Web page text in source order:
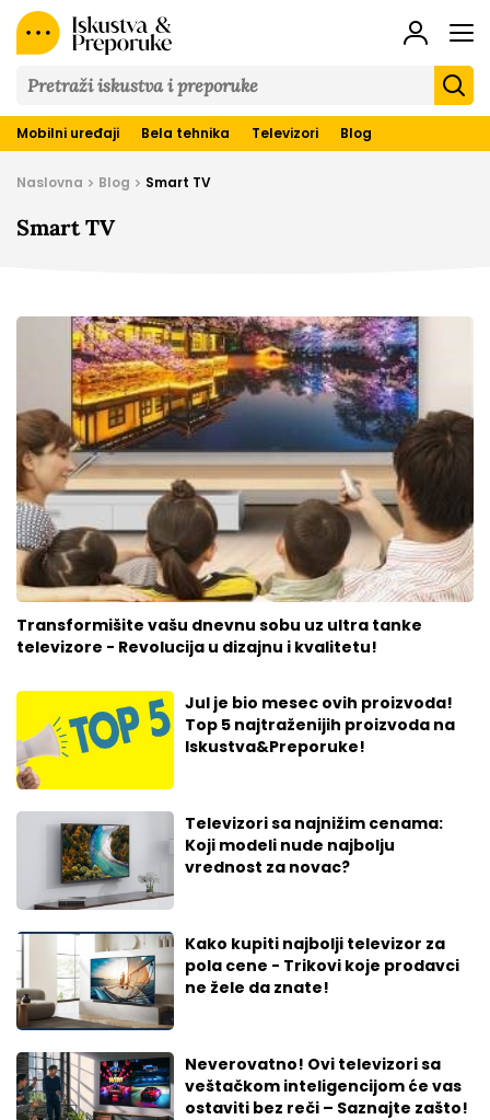
&
Preporuke
Mobilni uređaji Bela tehnika Televizori Blog
Naslovna Blog Smart TV
Smart TV
Transformišite vašu dnevnu sobu uz ultra tanke
televizore - Revolucija u dizajnu i kvalitetu!
Jul je bio mesec ovih proizvoda!
Top 5 najtraženijih proizvoda na
Iskustva&Preporuke!
Televizori sa najnižim cenama:
Koji modeli nude najbolju
vrednost za novac?
Kako kupiti najbolji televizor za
pola cene - Trikovi koje prodavci
ne žele da znate!
Neverovatno! Ovi televizori sa
veštačkom inteligencijom će vas
ostaviti bez reči – Saznajte zašto!